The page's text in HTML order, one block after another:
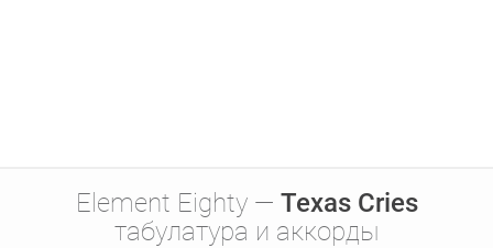
Element Eighty — Texas Cries
табулатура и аккорды